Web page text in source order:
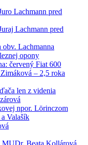
Lachmann pred
Lachmann pred
obv. Lachmanna
opony
červený Fiat 600
– 2,5 roka
len z videnia
npor. Lörinczom
Valašík
MUDr. Beata Kollárová